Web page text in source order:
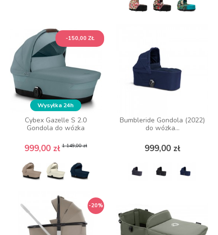
Wysyłka 24h
Cybex Gazelle S 2.0
Gondola do wózka
999,00 złCena podstawowa
1 149,00 zł
Cena
ZOBACZ WIĘCEJ
-150,00 ZŁ
Wysyłka 24h
Cybex Gazelle S 2.0
Gondola do wózka
999,00 złCena podstawowa
1 149,00 zł
Cena
-150,00 ZŁ
Bumbleride Gondola (2022)
do wózka...
999,00 zł
Cena
Bumbleride Gondola (2022)
do wózka...
999,00 zł
Cena
-20%
-20%